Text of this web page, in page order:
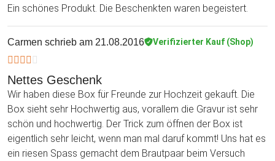
Ein schönes Produkt. Die Beschenkten waren begeistert.
Carmen schrieb am 21.08.2016 Verifizierter Kauf (Shop)
Nettes Geschenk
Wir haben diese Box für Freunde zur Hochzeit gekauft. Die
Box sieht sehr Hochwertig aus, vorallem die Gravur ist sehr
schön und hochwertig. Der Trick zum öffnen der Box ist
eigentlich sehr leicht, wenn man mal daruf kommt! Uns hat es
ein riesen Spass gemacht dem Brautpaar beim Versuch